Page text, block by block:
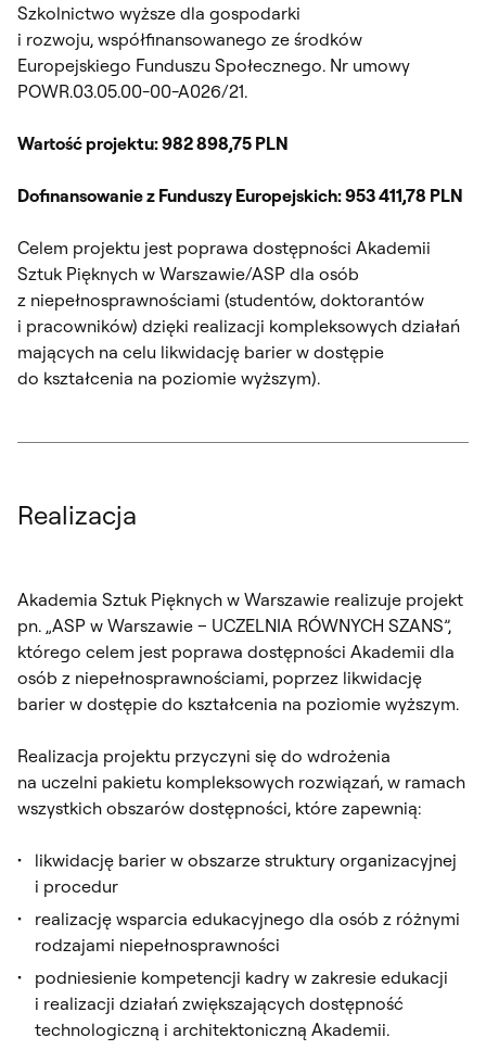
Szkolnictwo wyższe dla gospodarki
i rozwoju, współfinansowanego ze środków
Europejskiego Funduszu Społecznego. Nr umowy
POWR.03.05.00-00-A026/21.
Wartość projektu: 982 898,75 PLN
Dofinansowanie z Funduszy Europejskich: 953 411,78 PLN
Celem projektu jest poprawa dostępności Akademii
Sztuk Pięknych w Warszawie/ASP dla osób
z niepełnosprawnościami (studentów, doktorantów
i pracowników) dzięki realizacji kompleksowych działań
mających na celu likwidację barier w dostępie
do kształcenia na poziomie wyższym).
Realizacja
Akademia Sztuk Pięknych w Warszawie realizuje projekt
pn. „ASP w Warszawie – UCZELNIA RÓWNYCH SZANS”,
którego celem jest poprawa dostępności Akademii dla
osób z niepełnosprawnościami, poprzez likwidację
barier w dostępie do kształcenia na poziomie wyższym.
Realizacja projektu przyczyni się do wdrożenia
na uczelni pakietu kompleksowych rozwiązań, w ramach
wszystkich obszarów dostępności, które zapewnią:
likwidację barier w obszarze struktury organizacyjnej
i procedur
realizację wsparcia edukacyjnego dla osób z różnymi
rodzajami niepełnosprawności
podniesienie kompetencji kadry w zakresie edukacji
i realizacji działań zwiększających dostępność
technologiczną i architektoniczną Akademii.